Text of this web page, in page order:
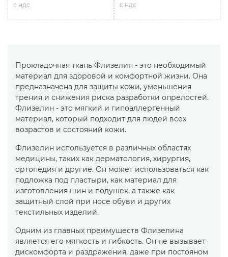
с ндс с ндс
Прокладочная ткань Флизелин - это необходимый
материал для здоровой и комфортной жизни. Она
предназначена для защиты кожи, уменьшения
трения и снижения риска разработки опрелостей.
Флизелин - это мягкий и гипоаллергенный
материал, который подходит для людей всех
возрастов и состояний кожи.
Флизелин используется в различных областях
медицины, таких как дерматология, хирургия,
ортопедия и другие. Он может использоваться как
подложка под пластыри, как материал для
изготовления шин и подушек, а также как
защитный слой при носе обуви и других
текстильных изделий.
Одним из главных преимуществ Флизелина
является его мягкость и гибкость. Он не вызывает
дискомфорта и раздражения, даже при постояном